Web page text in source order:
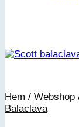
Hem / Webshop
Balaclava